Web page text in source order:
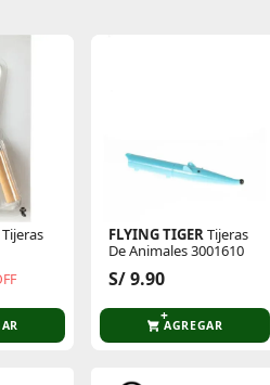
aún no tiene calificaciones.
en comentar y acumula Puntos.
Tijeras
FLYING TIGER Tijeras
De Animales 3001610
S/ 9.90
AGREGAR